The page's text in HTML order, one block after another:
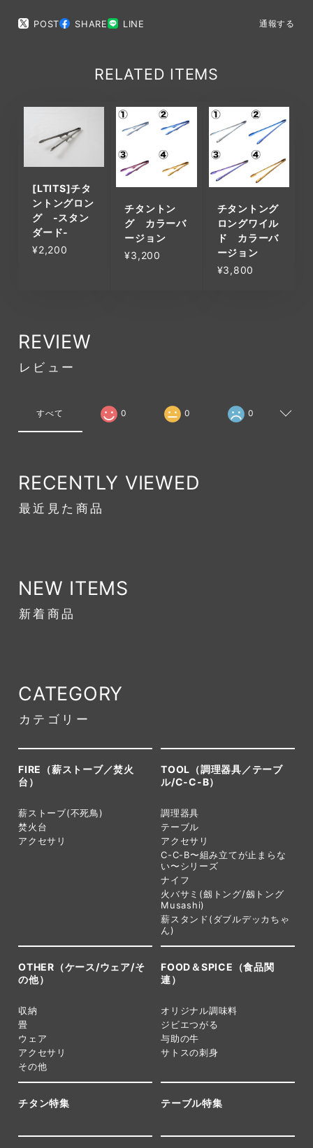
POST SHARE LINE 通報する
RELATED ITEMS
[LTITS]チタ
ントングロン
グ -スタン
ダード-
¥2,200
チタントン
グ カラーバ
ージョン
¥3,200
チタントング
ロングワイル
ド カラーバ
ージョン
¥3,800
REVIEW
レビュー
すべて 0 0 0
RECENTLY VIEWED
最近見た商品
NEW ITEMS
新着商品
CATEGORY
カテゴリー
FIRE（薪ストーブ／焚火
台）
薪ストーブ(不死鳥)
焚火台
アクセサリ
TOOL（調理器具／テーブ
ル/C-C-B）
調理器具
テーブル
アクセサリ
C-C-B〜組み立てが止まらな
い〜シリーズ
ナイフ
火バサミ(劔トング/劔トング
Musashi)
薪スタンド(ダブルデッカちゃ
ん)
OTHER（ケース/ウェア/そ
の他）
収納
畳
ウェア
アクセサリ
その他
FOOD＆SPICE（食品関
連）
オリジナル調味料
ジビエつがる
与助の牛
サトスの刺身
チタン特集 テーブル特集